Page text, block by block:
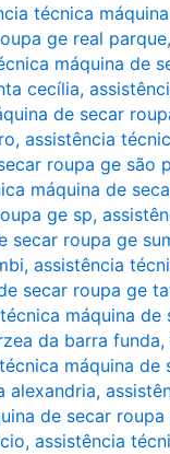
técnica
ge real parque,
máquina de
cecília,
de secar
, assistência
roupa ge são
máquina de
ge sp,
secar roupa ge
, assistência
secar roupa ge
máquina
da barra funda,
máquina de
alexandria,
de secar
, assistência